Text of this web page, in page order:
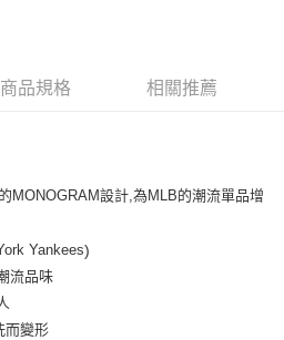
/不支援離島取退>
上)免運費
/不支援離島取退>
)免運費
商品規格 相關推薦
MONOGRAM設計,為MLB的潮流單品增
Yankees)
流品味
而變形